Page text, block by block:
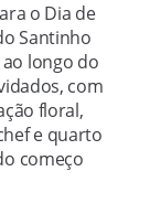
o Dia de
Santinho
longo do
com
floral,
e quarto
começo